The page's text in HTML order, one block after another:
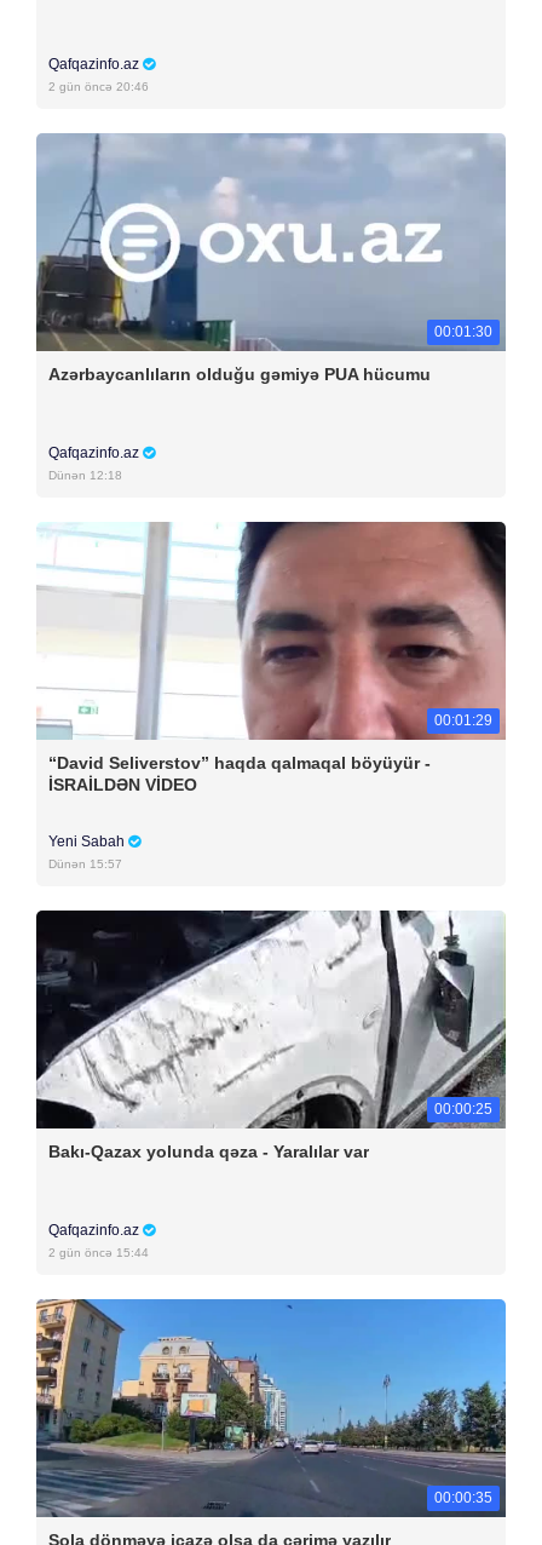
Qafqazinfo.az
2 gün öncə 20:46
00:01:30
Azərbaycanlıların olduğu gəmiyə PUA hücumu
Qafqazinfo.az
Dünən 12:18
00:01:29
“David Seliverstov” haqda qalmaqal böyüyür -
İSRAİLDƏN VİDEO
Yeni Sabah
Dünən 15:57
00:00:25
Bakı-Qazax yolunda qəza - Yaralılar var
Qafqazinfo.az
2 gün öncə 15:44
00:00:35
Sola dönməyə icazə olsa da cərimə yazılır